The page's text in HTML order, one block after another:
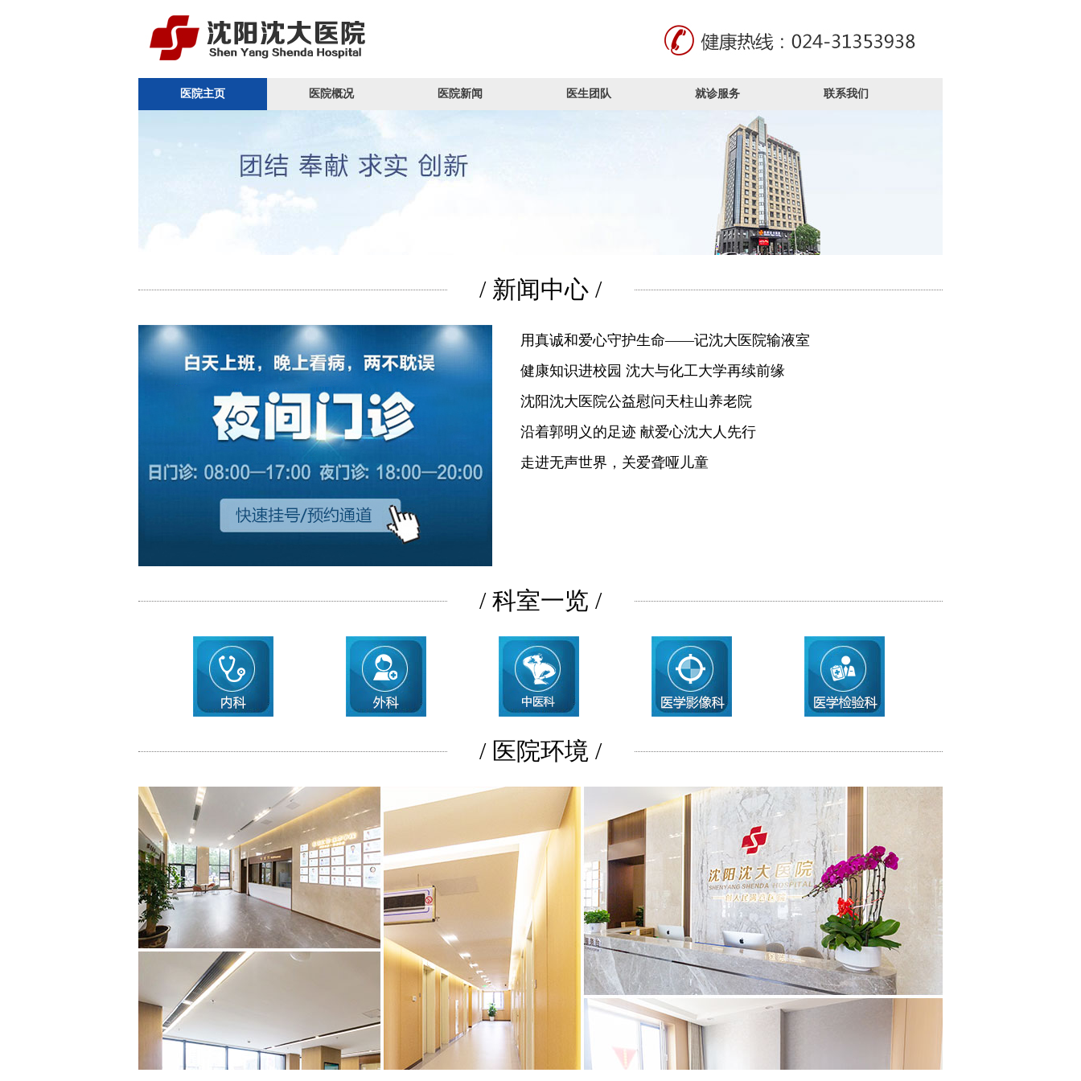
医院主页 医院概况 医院新闻 医生团队 就诊服务 联系我们
/ 新闻中心 /
用真诚和爱心守护生命——记沈大医院输液室
健康知识进校园 沈大与化工大学再续前缘
沈阳沈大医院公益慰问天柱山养老院
沿着郭明义的足迹 献爱心沈大人先行
走进无声世界，关爱聋哑儿童
/ 科室一览 /
/ 医院环境 /